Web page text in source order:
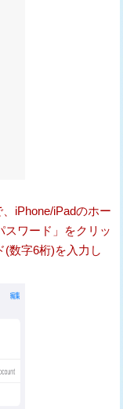
iPhone/iPadのホー
スワード」をクリッ
(数字6桁)を入力し